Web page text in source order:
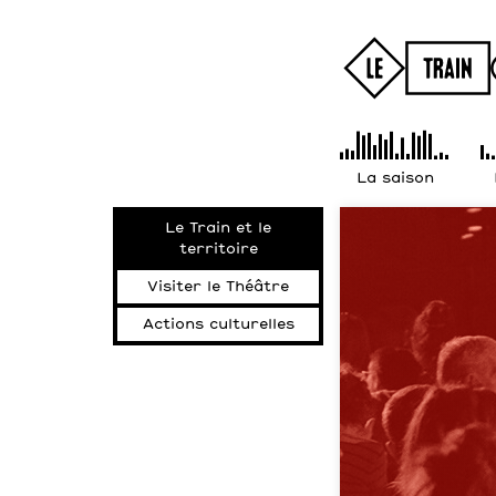
La saison
Le Train et le
territoire
Visiter le Théâtre
Actions culturelles